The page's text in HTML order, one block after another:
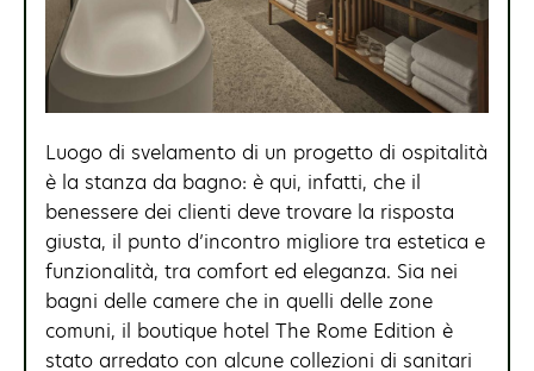
Luogo di svelamento di un progetto di ospitalità
è la stanza da bagno: è qui, infatti, che il
benessere dei clienti deve trovare la risposta
giusta, il punto d’incontro migliore tra estetica e
funzionalità, tra comfort ed eleganza. Sia nei
bagni delle camere che in quelli delle zone
comuni, il boutique hotel The Rome Edition è
stato arredato con alcune collezioni di sanitari